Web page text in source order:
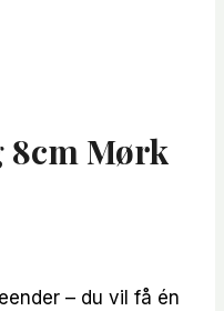
Mørk
– du vil få én